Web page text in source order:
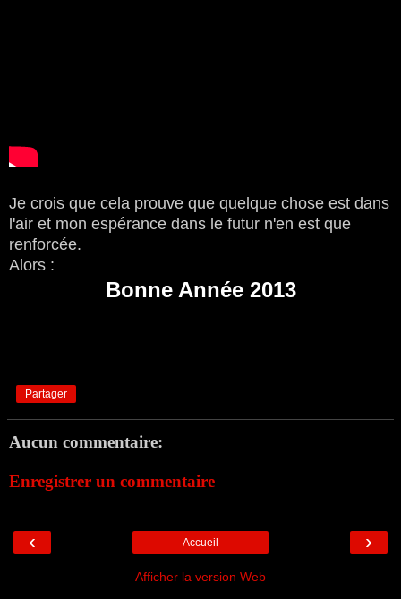
Je crois que cela prouve que quelque chose est dans
l'air et mon espérance dans le futur n'en est que
renforcée.
Alors :
Bonne Année 2013
Partager
Aucun commentaire:
Enregistrer un commentaire
‹ ›
Accueil
Afficher la version Web